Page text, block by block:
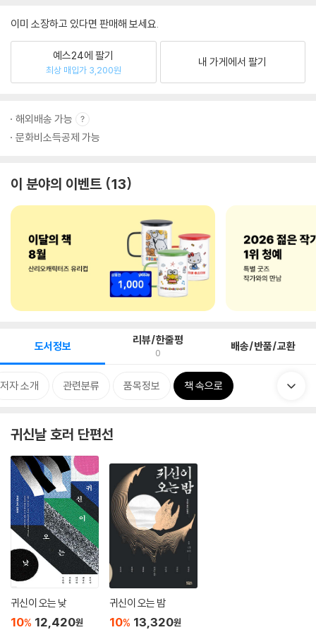
이미 소장하고 있다면 판매해 보세요.
예스24에 팔기
최상 매입가 3,200원
내 가게에서 팔기
해외배송 가능
문화비소득공제 가능
이 분야의 이벤트 13
도서정보 리뷰/한줄평
0 배송/반품/교환
저자 소개 관련분류 품목정보 책 속으로
귀신날 호러 단편선
귀신이 오는 낮
10% 12,420원
귀신이 오는 밤
10% 13,320원